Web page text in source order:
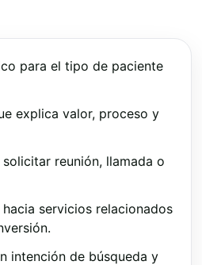
para el tipo de paciente
explica valor, proceso y
reunión, llamada o
servicios relacionados
intención de búsqueda y